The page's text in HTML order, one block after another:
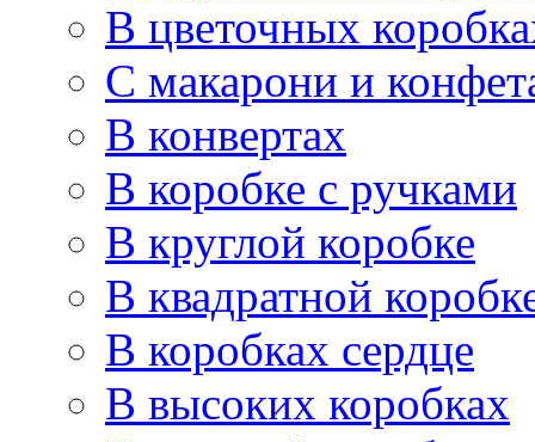
В цветочных
С макарони и
В конвертах
В коробке с ручками
В круглой коробке
В квадратной
В коробках сердце
В высоких коробках